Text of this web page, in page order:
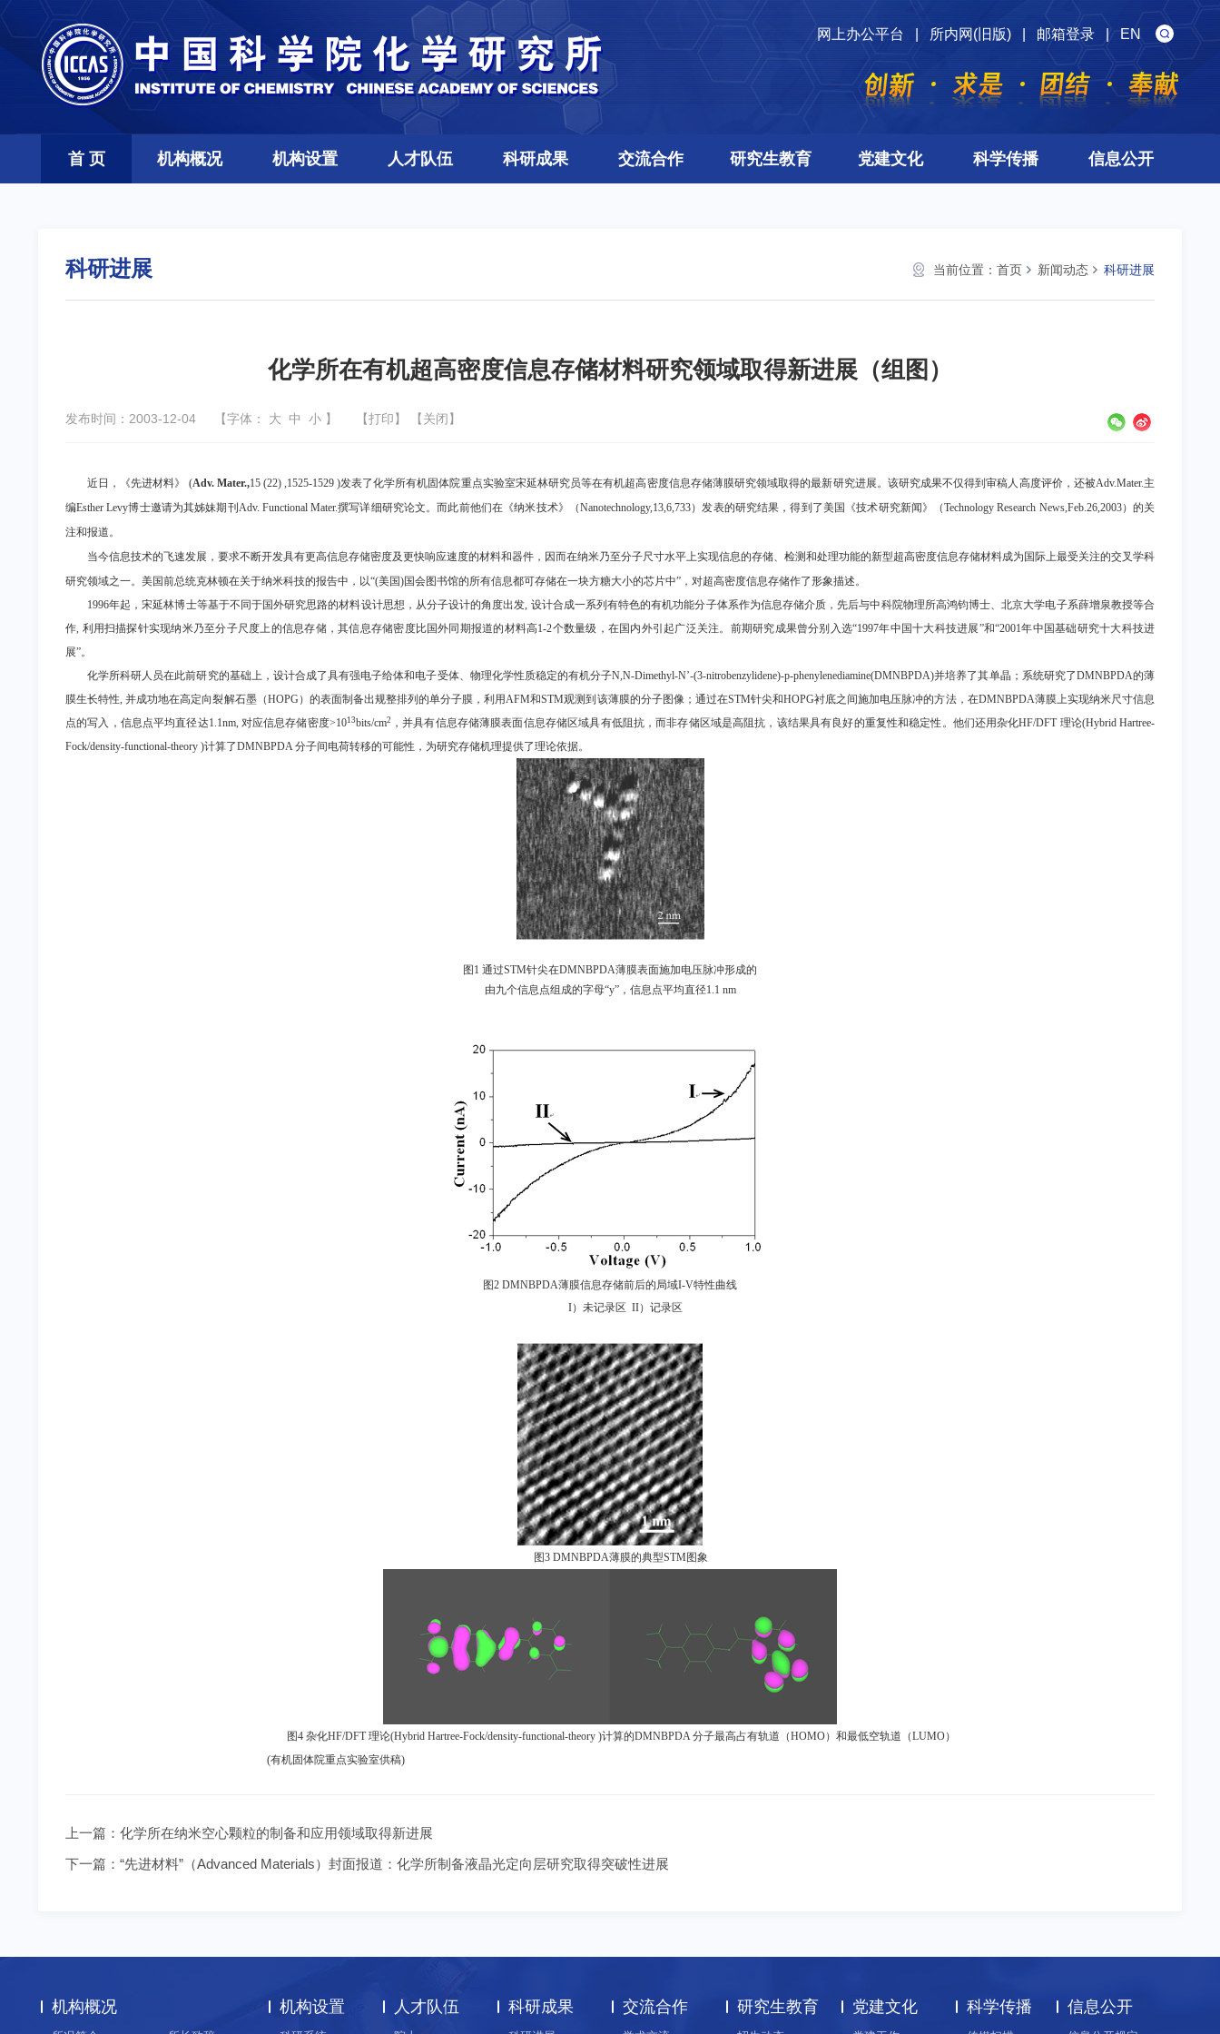
网上办公平台 所内网(旧版) 邮箱登录 |EN
首 页 机构概况 机构设置 人才队伍 科研成果 交流合作 研究生教育 党建文化 科学传播 信息公开
当前位置： 首页 新闻动态 科研进展
科研进展
化学所在有机超高密度信息存储材料研究领域取得新进展（组图）
发布时间：2003-12-04 【字体： 大 中 小 】 【打印】 【关闭】
近日，《先进材料》 (Adv. Mater.,15 (22) ,1525-1529 )发表了化学所有机固体院重点实验室宋延林研究员等在有机超高密度信息存储薄膜研究领域取得的最新研究进展。该研究成果不仅得到审稿人高度评价，还被Adv.Mater.主
编Esther Levy博士邀请为其姊妹期刊Adv. Functional Mater.撰写详细研究论文。而此前他们在《纳米技术》（Nanotechnology,13,6,733）发表的研究结果，得到了美国《技术研究新闻》（Technology Research News,Feb.26,2003）的关
注和报道。
当今信息技术的飞速发展，要求不断开发具有更高信息存储密度及更快响应速度的材料和器件，因而在纳米乃至分子尺寸水平上实现信息的存储、检测和处理功能的新型超高密度信息存储材料成为国际上最受关注的交叉学科
研究领域之一。美国前总统克林顿在关于纳米科技的报告中，以“(美国)国会图书馆的所有信息都可存储在一块方糖大小的芯片中”，对超高密度信息存储作了形象描述。
1996年起，宋延林博士等基于不同于国外研究思路的材料设计思想，从分子设计的角度出发, 设计合成一系列有特色的有机功能分子体系作为信息存储介质， 先后与中科院物理所高鸿钧博士、北京大学电子系薛增泉教授等合
作, 利用扫描探针实现纳米乃至分子尺度上的信息存储，其信息存储密度比国外同期报道的材料高1-2个数量级，在国内外引起广泛关注。前期研究成果曾分别入选“1997年中国十大科技进展”和“2001年中国基础研究十大科技进
展”。
化学所科研人员在此前研究的基础上，设计合成了具有强电子给体和电子受体、物理化学性质稳定的有机分子N,N-Dimethyl-N’-(3-nitrobenzylidene)-p-phenylenediamine(DMNBPDA)并培养了其单晶；系统研究了DMNBPDA的薄
膜生长特性, 并成功地在高定向裂解石墨（HOPG）的表面制备出规整排列的单分子膜，利用AFM和STM观测到该薄膜的分子图像；通过在STM针尖和HOPG衬底之间施加电压脉冲的方法，在DMNBPDA薄膜上实现纳米尺寸信息
点的写入，信息点平均直径达1.1nm, 对应信息存储密度>1013bits/cm2 ，并具有信息存储薄膜表面信息存储区域具有低阻抗，而非存储区域是高阻抗，该结果具有良好的重复性和稳定性。他们还用杂化HF/DFT 理论(Hybrid Hartree-
Fock/density-functional-theory )计算了DMNBPDA 分子间电荷转移的可能性，为研究存储机理提供了理论依据。
图 1 通过STM针尖在DMNBPDA薄膜表面施加电压脉冲形成的
由九个信息点组成的字母“y”，信息点平均直径1.1 nm
图2 DMNBPDA薄膜信息存储前后的局域I-V特性曲线
I）未记录区 II）记录区
图3 DMNBPDA薄膜的典型STM 图象
图4 杂化HF/DFT理论(Hybrid Hartree-Fock/density-functional-theory )计算的DMNBPDA分子最高占有轨道（HOMO）和最低空轨道（LUMO）
(有机固体院重点实验室供稿)
上一篇： 化学所在纳米空心颗粒的制备和应用领域取得新进展
下一篇： “先进材料”（Advanced Materials）封面报道：化学所制备液晶光定向层研究取得突破性进展
机构概况 机构设置 人才队伍 科研成果 交流合作 研究生教育 党建文化 科学传播 信息公开